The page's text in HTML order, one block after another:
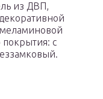
из ДВП,
покрытия: с